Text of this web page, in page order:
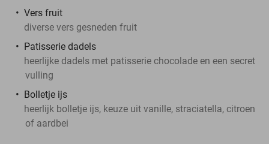
Vers fruit
diverse vers gesneden fruit
Patisserie dadels
heerlijke dadels met patisserie chocolade en een secret
vulling
Bolletje ijs
heerlijk bolletje ijs, keuze uit vanille, straciatella, citroen
of aardbei